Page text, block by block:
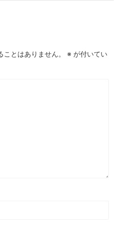
とはありません。 ※ が付いてい